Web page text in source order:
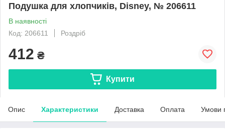
Подушка для хлопчиків, Disney, № 206611
В наявності
Код: 206611
Роздріб
412 ₴
Купити
Опис Характеристики Доставка Оплата Умови